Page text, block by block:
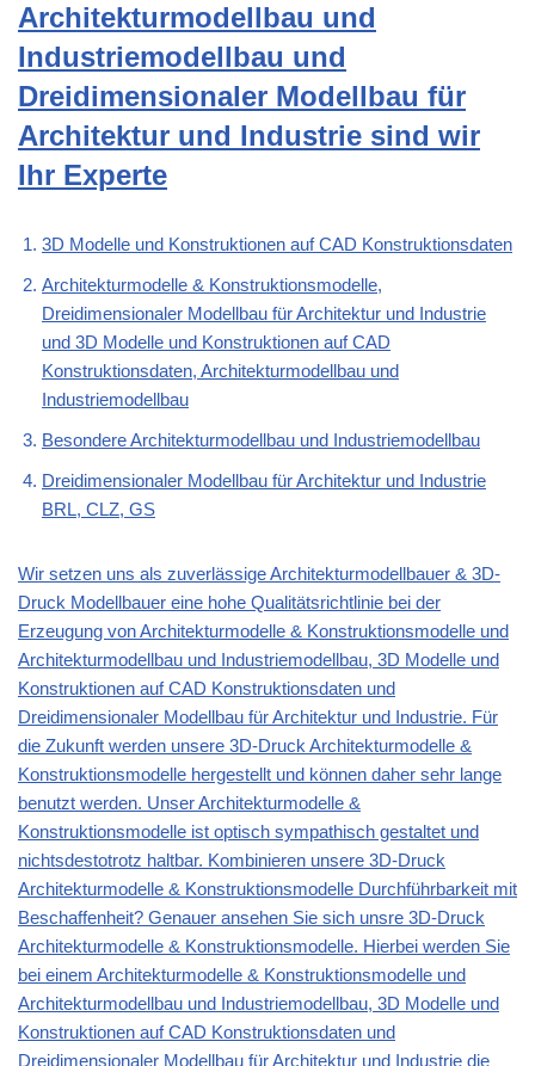
Architekturmodellbau und
Industriemodellbau und
Dreidimensionaler Modellbau für
Architektur und Industrie sind wir
Ihr Experte
3D Modelle und Konstruktionen auf CAD Konstruktionsdaten
Architekturmodelle & Konstruktionsmodelle,
Dreidimensionaler Modellbau für Architektur und Industrie
und 3D Modelle und Konstruktionen auf CAD
Konstruktionsdaten, Architekturmodellbau und
Industriemodellbau
Besondere Architekturmodellbau und Industriemodellbau
Dreidimensionaler Modellbau für Architektur und Industrie
BRL, CLZ, GS
Wir setzen uns als zuverlässige Architekturmodellbauer & 3D-
Druck Modellbauer eine hohe Qualitätsrichtlinie bei der
Erzeugung von Architekturmodelle & Konstruktionsmodelle und
Architekturmodellbau und Industriemodellbau, 3D Modelle und
Konstruktionen auf CAD Konstruktionsdaten und
Dreidimensionaler Modellbau für Architektur und Industrie. Für
die Zukunft werden unsere 3D-Druck Architekturmodelle &
Konstruktionsmodelle hergestellt und können daher sehr lange
benutzt werden. Unser Architekturmodelle &
Konstruktionsmodelle ist optisch sympathisch gestaltet und
nichtsdestotrotz haltbar. Kombinieren unsere 3D-Druck
Architekturmodelle & Konstruktionsmodelle Durchführbarkeit mit
Beschaffenheit? Genauer ansehen Sie sich unsre 3D-Druck
Architekturmodelle & Konstruktionsmodelle. Hierbei werden Sie
bei einem Architekturmodelle & Konstruktionsmodelle und
Architekturmodellbau und Industriemodellbau, 3D Modelle und
Konstruktionen auf CAD Konstruktionsdaten und
Dreidimensionaler Modellbau für Architektur und Industrie die